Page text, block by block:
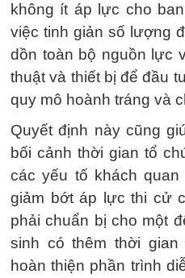
không ít áp lực cho
việc tinh giản số lượng
dồn toàn bộ nguồn lực
thuật và thiết bị để đầu
quy mô hoành tráng và
Quyết định này cũng
bối cảnh thời gian tổ
các yếu tố khách
giảm bớt áp lực thi cử
phải chuẩn bị cho một
sinh có thêm thời
hoàn thiện phần trình